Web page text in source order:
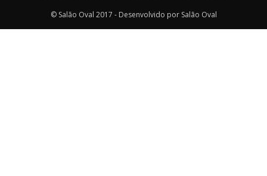
© Salão Oval 2017 - Desenvolvido por Salão Oval